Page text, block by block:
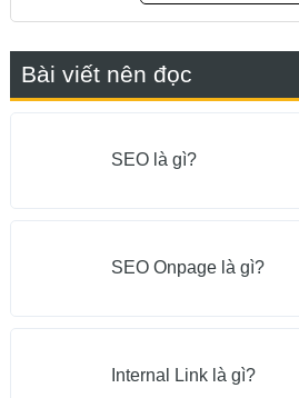
Bài viết nên đọc
SEO là gì?
SEO Onpage là gì?
Internal Link là gì?